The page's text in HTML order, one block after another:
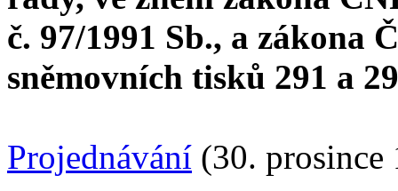
č. 97/1991 Sb., a zákona
sněmovních tisků 291 a
Projednávání (30. prosince